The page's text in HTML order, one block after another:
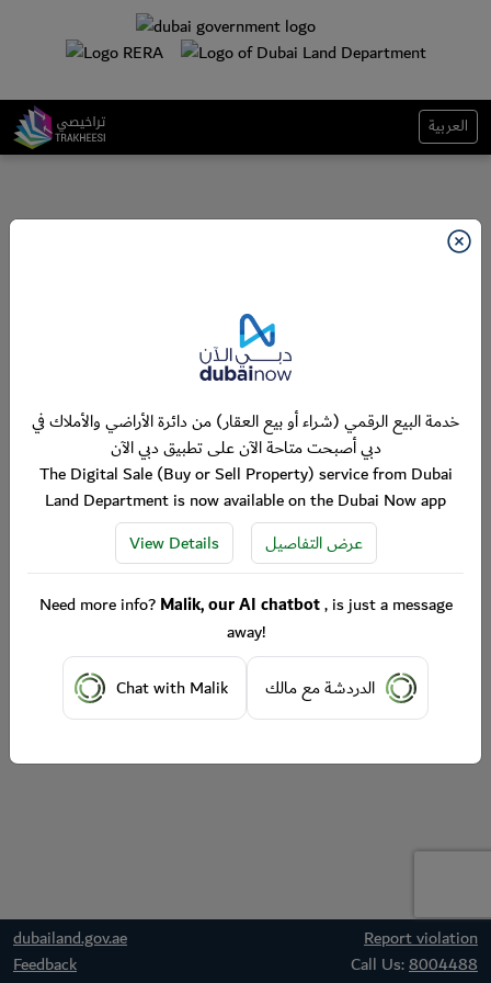
العربية
dubailand.gov.ae
Report violation
Feedback
Call Us:8004488
خدمة البيع الرقمي (شراء أو بيع العقار) من دائرة الأراضي والأملاك في
دبي أصبحت متاحة الآن على تطبيق دبي الآن
The Digital Sale (Buy or Sell Property) service from Dubai
Land Department is now available on the Dubai Now app
View Details
عرض التفاصيل
Need more info?Malik, our AI chatbot, is just a message
away!
Chat with Malik
الدردشة مع مالك